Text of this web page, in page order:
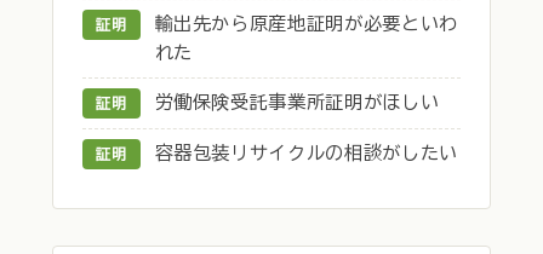
証明
輸出先から原産地証明が必要といわ
れた
証明 労働保険受託事業所証明がほしい
証明 容器包装リサイクルの相談がしたい